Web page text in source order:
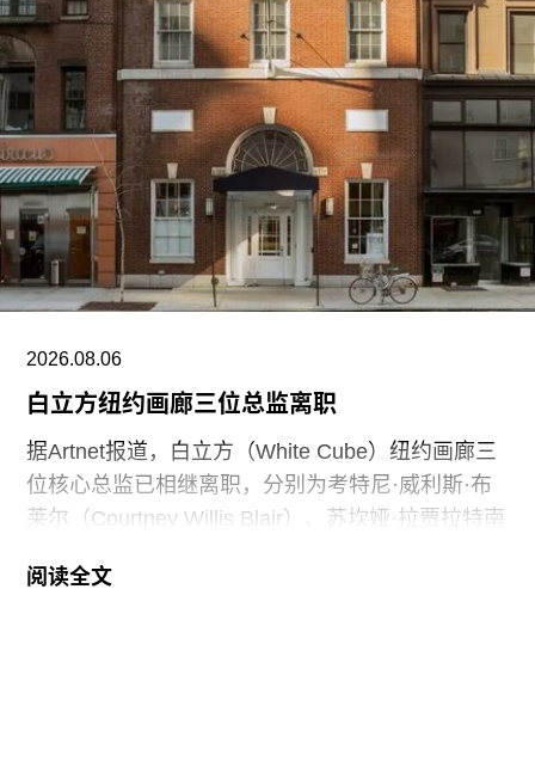
展览场地。波波里花园已新增约3600株植物，海神
喷泉、岛屿喷泉及圆形露天剧场也正同步修复。剧
场完工后，将重新恢复举办公共演出。
此次翻新计划所需的5000万欧元资金主要由意大利
文化部提供，其余资金来自私人捐赠。其中，美国
慈善家维罗妮卡·阿特金（Veronika Atkin）为项目
捐赠了500万欧元。
2026.08.06
白立方纽约画廊三位总监离职
据Artnet报道，白立方（White Cube）纽约画廊三
位核心总监已相继离职，分别为考特尼·威利斯·布
莱尔（Courtney Willis Blair）、苏坎娅·拉贾拉特南
（Jessie Washburne-Harris）。三人的离职原因各
阅读全文